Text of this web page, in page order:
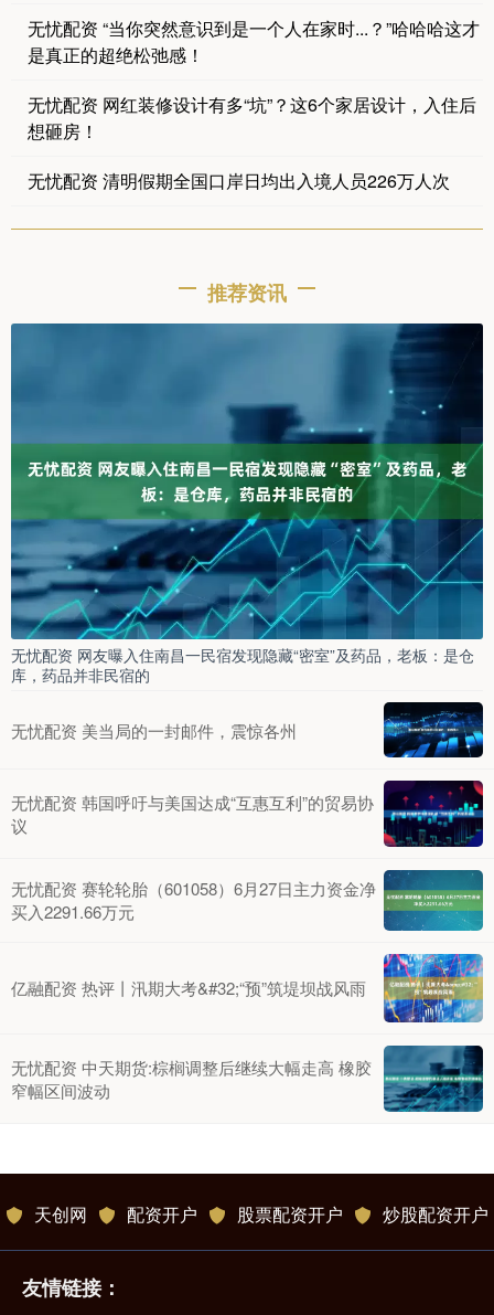
无忧配资 “当你突然意识到是一个人在家时...？”哈哈哈这才
是真正的超绝松弛感！
无忧配资 网红装修设计有多“坑”？这6个家居设计，入住后
想砸房！
无忧配资 清明假期全国口岸日均出入境人员226万人次
推荐资讯
无忧配资 网友曝入住南昌一民宿发现隐藏“密室”及药品，老板：是仓
库，药品并非民宿的
无忧配资 美当局的一封邮件，震惊各州
无忧配资 韩国呼吁与美国达成“互惠互利”的贸易协
议
无忧配资 赛轮轮胎（601058）6月27日主力资金净
买入2291.66万元
亿融配资 热评丨汛期大考&#32;“预”筑堤坝战风雨
无忧配资 中天期货:棕榈调整后继续大幅走高 橡胶
窄幅区间波动
天创网 配资开户 股票配资开户 炒股配资开户
友情链接：